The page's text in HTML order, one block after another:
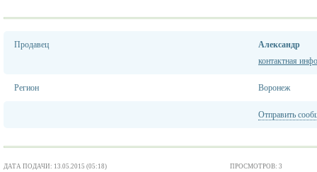
Продавец
Александр
контактная
Регион Воронеж
Отправить
ДАТА ПОДАЧИ: 13.05.2015 (05:18) ПРОСМОТРОВ: 3